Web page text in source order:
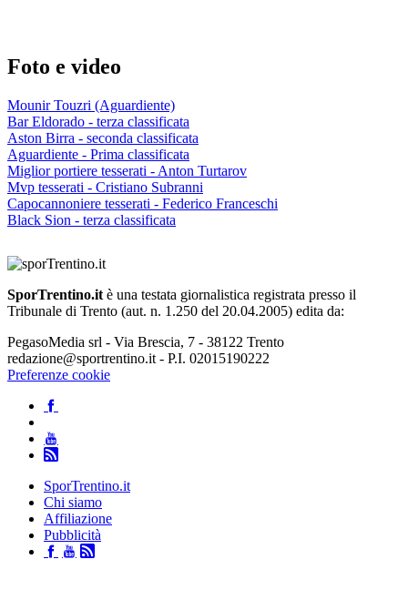
Foto e video
Mounir Touzri (Aguardiente)
Bar Eldorado - terza classificata
Aston Birra - seconda classificata
Aguardiente - Prima classificata
Miglior portiere tesserati - Anton Turtarov
Mvp tesserati - Cristiano Subranni
Capocannoniere tesserati - Federico Franceschi
Black Sion - terza classificata
SporTrentino.it è una testata giornalistica registrata presso il
Tribunale di Trento (aut. n. 1.250 del 20.04.2005) edita da:
PegasoMedia srl - Via Brescia, 7 - 38122 Trento
redazione@sportrentino.it - P.I. 02015190222
Preferenze cookie
SporTrentino.it
Chi siamo
Affiliazione
Pubblicità